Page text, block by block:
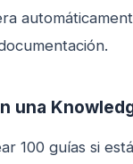
una
100 guías si